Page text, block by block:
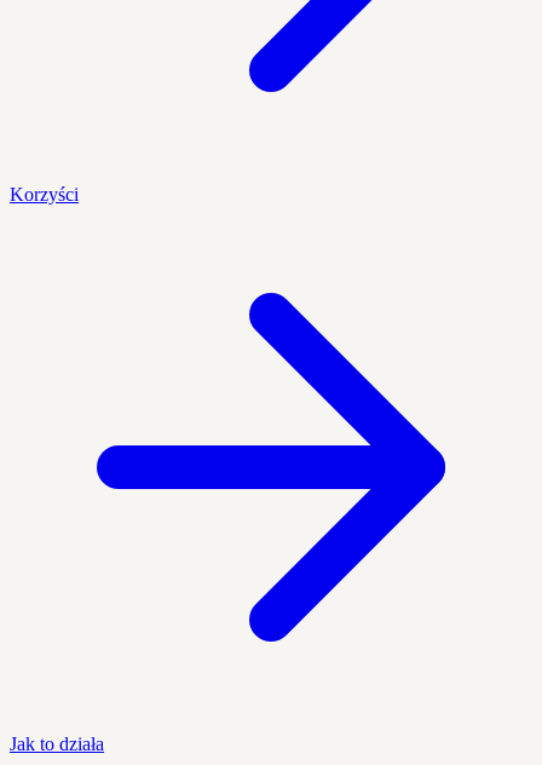
Korzyści
Jak to działa